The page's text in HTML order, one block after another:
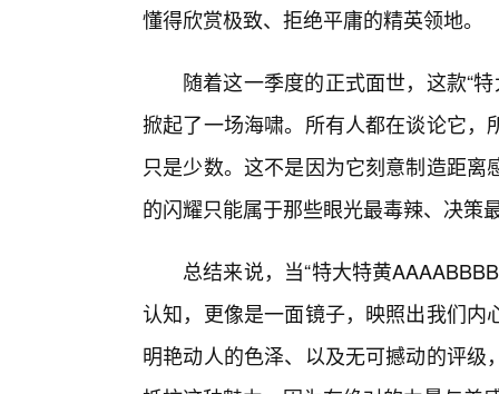
懂得欣赏极致、拒绝平庸的精英领地。
随着这一季度的正式面世，这款“
掀起了一场海啸。所有人都在谈论它
只是少数。这不是因为它刻意制造距
的闪耀只能属于那些眼光最毒辣、决策
总结来说，当“特大特黄
认知，更像是一面镜子，映照出我们
明艳动人的色泽、以及无可撼动的评